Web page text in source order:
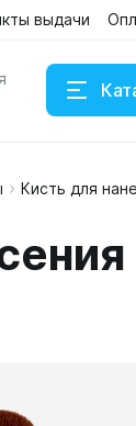
выдачи
Наушники
Кисть для